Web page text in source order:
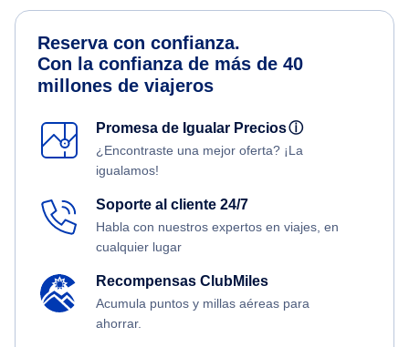
Reserva con confianza.
Con la confianza de más de 40
millones de viajeros
Promesa de Igualar Preciosⓘ
¿Encontraste una mejor oferta? ¡La
igualamos!
Soporte al cliente 24/7
Habla con nuestros expertos en viajes, en
cualquier lugar
Recompensas ClubMiles
Acumula puntos y millas aéreas para
ahorrar.